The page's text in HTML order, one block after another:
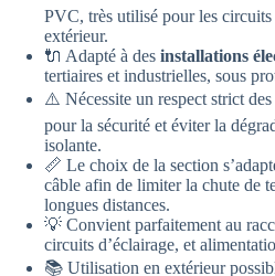
PVC, très utilisé pour les
extérieur.
🔌 Adapté à des installations
tertiaires et industrielles, sous
⚠️ Nécessite un respect strict des
pour la sécurité et éviter la
isolante.
📏 Le choix de la section
câble afin de limiter la chute de
longues distances.
💡 Convient parfaitement au
circuits d’éclairage, et
📚 Utilisation en extérieur